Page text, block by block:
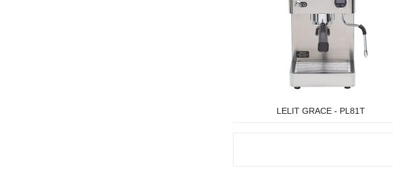
LELIT GRACE - PL81T